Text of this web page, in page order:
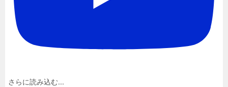
さらに読み込む...